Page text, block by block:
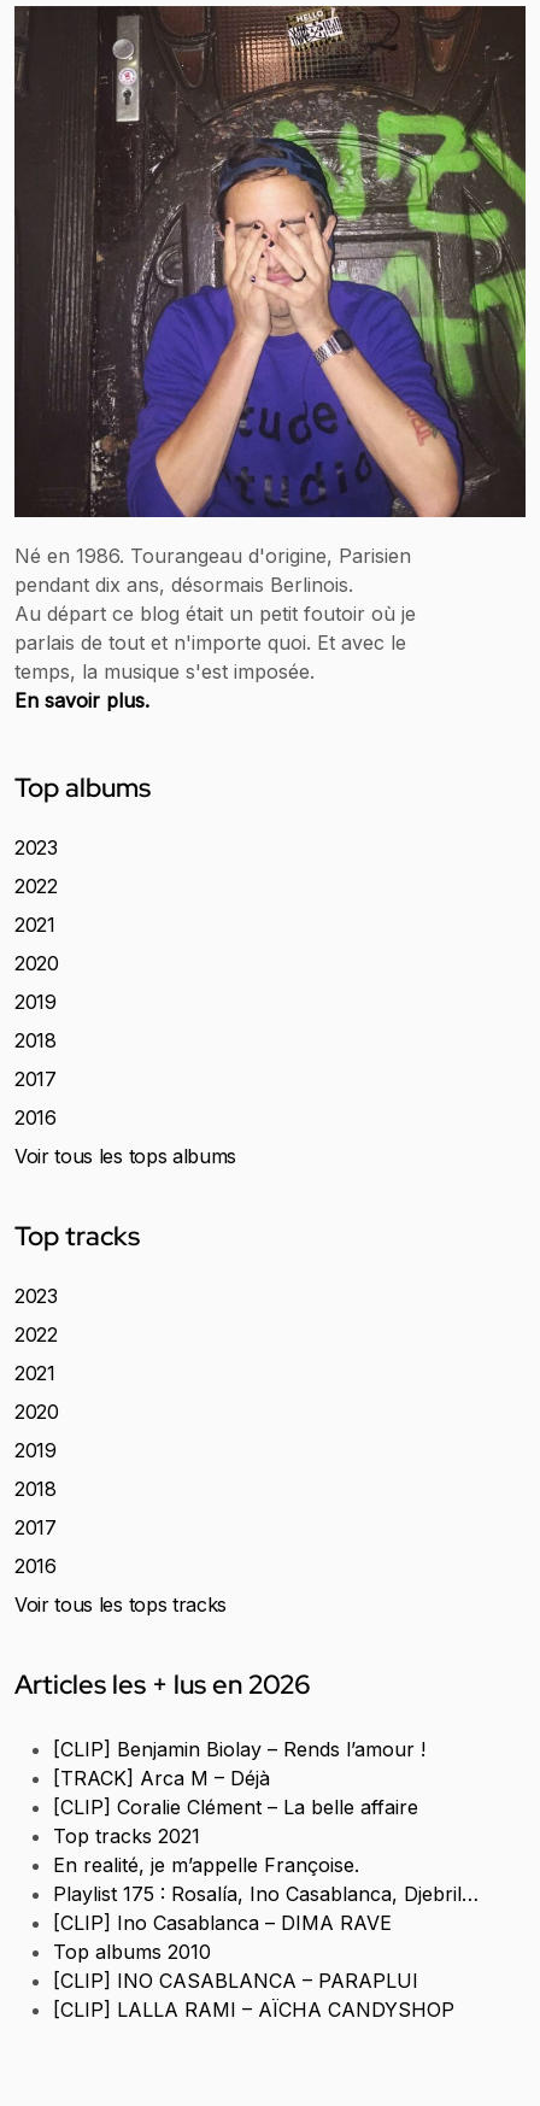
Né en 1986. Tourangeau d'origine, Parisien
pendant dix ans, désormais Berlinois.
Au départ ce blog était un petit foutoir où je
parlais de tout et n'importe quoi. Et avec le
temps, la musique s'est imposée.
En savoir plus.
Top albums
2023
2022
2021
2020
2019
2018
2017
2016
Voir tous les tops albums
Top tracks
2023
2022
2021
2020
2019
2018
2017
2016
Voir tous les tops tracks
Articles les + lus en 2026
[CLIP] Benjamin Biolay – Rends l’amour !
[TRACK] Arca M – Déjà
[CLIP] Coralie Clément – La belle affaire
Top tracks 2021
En realité, je m’appelle Françoise.
Playlist 175 : Rosalía, Ino Casablanca, Djebril…
[CLIP] Ino Casablanca – DIMA RAVE
Top albums 2010
[CLIP] INO CASABLANCA – PARAPLUI
[CLIP] LALLA RAMI – AÏCHA CANDYSHOP